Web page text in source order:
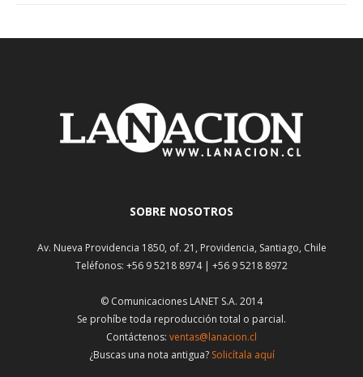
SOBRE NOSOTROS
Av. Nueva Providencia 1850, of. 21, Providencia, Santiago, Chile
Teléfonos: +56 9 5218 8974 | +56 9 5218 8972
© Comunicaciones LANET S.A. 2014
Se prohíbe toda reproducción total o parcial.
Contáctenos: ventas@lanacion.cl
¿Buscas una nota antigua? Solicítala aquí